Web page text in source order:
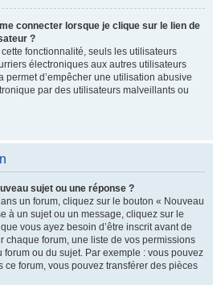
connecter lorsque je clique sur le lien de
?
fonctionnalité, seuls les utilisateurs
électroniques aux autres utilisateurs
d’empêcher une utilisation abusive
par des utilisateurs malveillants ou
sujet ou une réponse ?
un forum, cliquez sur le bouton « Nouveau
à un sujet ou un message, cliquez sur le
vous ayez besoin d’être inscrit avant de
chaque forum, une liste de vos permissions
forum ou du sujet. Par exemple : vous pouvez
forum, vous pouvez transférer des pièces